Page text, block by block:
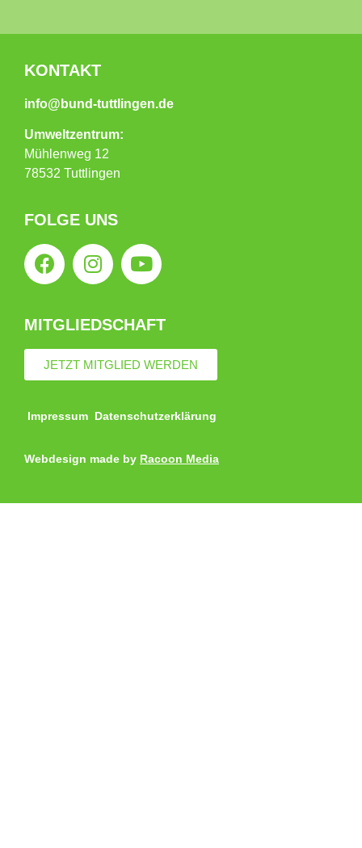
KONTAKT
info@bund-tuttlingen.de
Umweltzentrum:
Mühlenweg 12
78532 Tuttlingen
FOLGE UNS
MITGLIEDSCHAFT
JETZT MITGLIED WERDEN
Impressum Datenschutzerklärung
Webdesign made by Racoon Media